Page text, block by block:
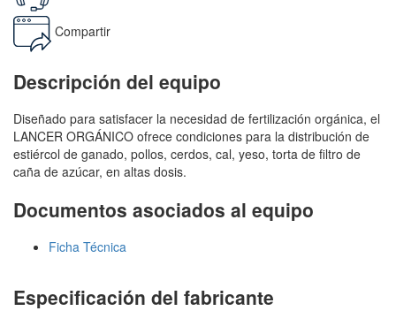
Compartir
Descripción del equipo
Diseñado para satisfacer la necesidad de fertilización orgánica, el
LANCER ORGÁNICO ofrece condiciones para la distribución de
estiércol de ganado, pollos, cerdos, cal, yeso, torta de filtro de
caña de azúcar, en altas dosis.
Documentos asociados al equipo
Ficha Técnica
Especificación del fabricante